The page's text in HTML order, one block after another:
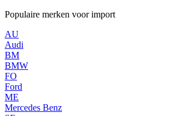
Populaire merken voor import
AU
Audi
BM
BMW
FO
Ford
ME
Mercedes Benz